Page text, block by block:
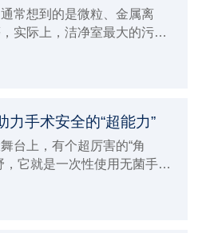
常想到的是微粒、金属离
实际上，洁净室最大的污染
重要。
力手术安全的“超能力”
台上，有个超厉害的“角
，它就是一次性使用无菌手术